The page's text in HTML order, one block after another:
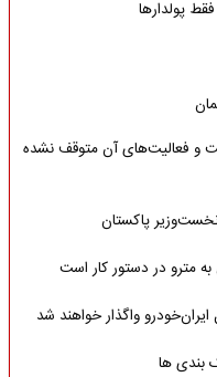
پولدارها
فعالیت‌های آن متوقف نشده
نخست‌وزیر پاکستان
مترو در دستور کار است
واگذار خواهند شد
بندی ها